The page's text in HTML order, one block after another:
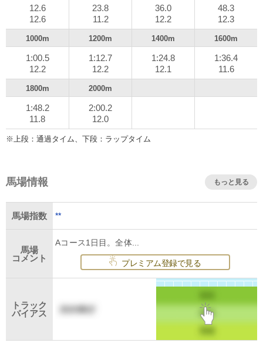
12.6
12.6
23.8
11.2
36.0
12.2
48.3
12.3
1000m 1200m 1400m 1600m
1:00.5
12.2
1:12.7
12.2
1:24.8
12.1
1:36.4
11.6
1800m 2000m
1:48.2
11.8
2:00.2
12.0
※上段：通過タイム、下段：ラップタイム
馬場情報 もっと見る
馬場指数 **
馬場
コメント
Aコース1日目。全体...
プレミアム登録で見る
トラック
バイアス